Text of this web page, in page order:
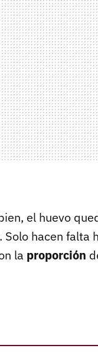
el huevo
hacen falta
la proporción